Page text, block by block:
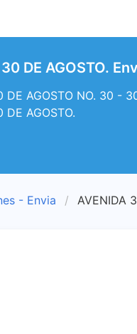
DE AGOSTO.
DE AGOSTO NO. 30 -
DE AGOSTO.
- Envia AVENIDA